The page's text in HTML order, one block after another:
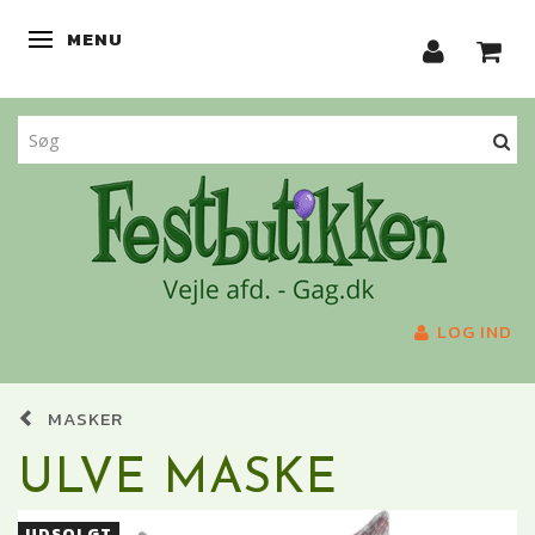
SKIFTE NAVIGATION
MENU
LOG IND
MASKER
ULVE MASKE